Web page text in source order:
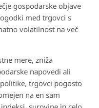
gospodarske objave
med trgovci s
volatilnost na več
mere, zniža
napovedi ali
trgovci pogosto
na en sam